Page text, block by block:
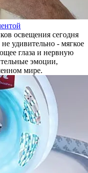
освещения сегодня
удивительно - мягкое
глаза и нервную
эмоции,
мире.